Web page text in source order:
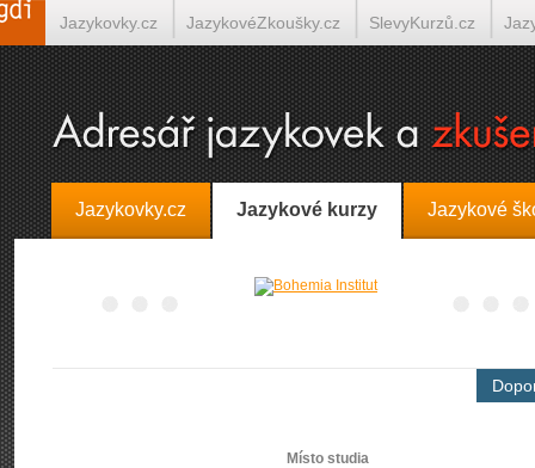
Jazykovky.cz Jazykové kurzy Jazykové
Místo studia
Jazykovky.cz JazykovéZkoušky.cz SlevyKurzů.cz
Španělština on-line Italština on-line Tlumočení-